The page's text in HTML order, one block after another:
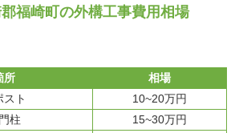
福崎町の外構工事費用相場
所
相場
スト
10~20万円
柱
15~30万円